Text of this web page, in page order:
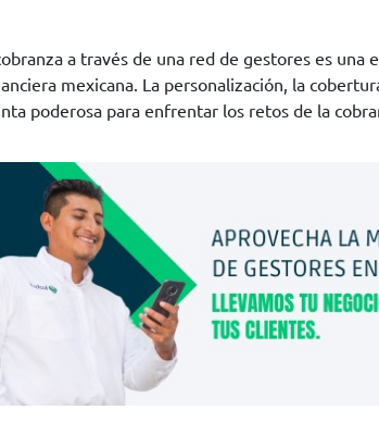
a través de una red de gestores es
mexicana. La personalización, la
poderosa para enfrentar los retos de la